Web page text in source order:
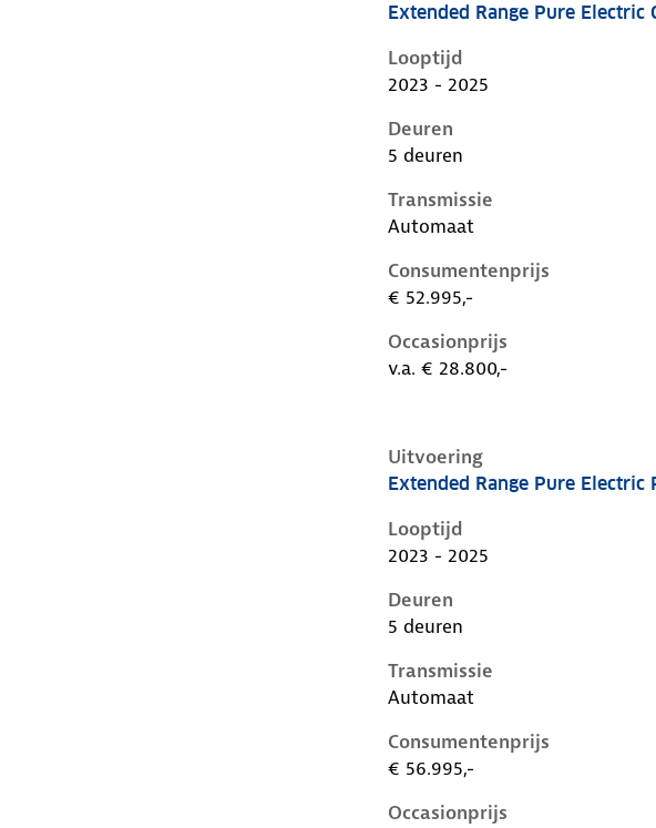
Volvo C40 i, 82 kwh, 185 kW,
Extended Range Pure Electric
Looptijd
2023 - 2025
Deuren
5 deuren
Transmissie
Automaat
Consumentenprijs
€ 52.995,-
Occasionprijs
v.a. € 28.800,-
Uitvoering
Volvo C40 i, 82 kwh, 185 kW,
Extended Range Pure Electric
Looptijd
2023 - 2025
Deuren
5 deuren
Transmissie
Automaat
Consumentenprijs
€ 56.995,-
Occasionprijs